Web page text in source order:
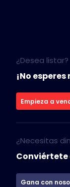
¿Desea listar?
¡No esperes
Empieza a
¿Necesitas
Gana con